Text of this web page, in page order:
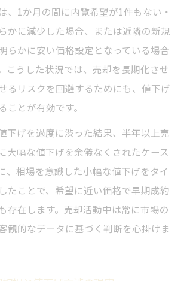
、1か月の間に内覧希望が1件もない・
かに減少した場合、または近隣の新規
らかに安い価格設定となっている場合
こうした状況では、売却を長期化させ
るリスクを回避するためにも、値下げ
ことが有効です。
下げを過度に渋った結果、半年以上売
大幅な値下げを余儀なくされたケース
、相場を意識した小幅な値下げをタイ
たことで、希望に近い価格で早期成約
存在します。売却活動中は常に市場の
観的なデータに基づく判断を心掛けま